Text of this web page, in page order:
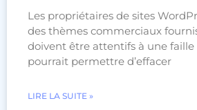
Les propriétaires de sites
des thèmes commerciaux
doivent être attentifs à une faille
pourrait permettre d’effacer
LIRE LA SUITE »